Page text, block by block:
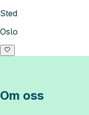
Sted
Oslo
Om oss